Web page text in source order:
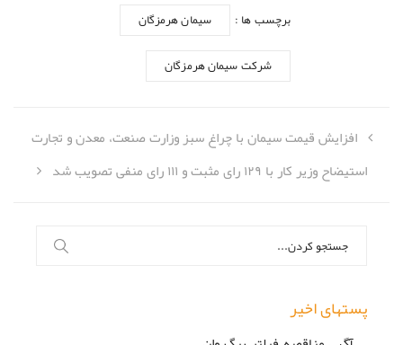
برچسب ها : سیمان هرمزگان
شرکت سیمان هرمزگان
افزایش قیمت سیمان با چراغ سبز وزارت صنعت، معدن و تجارت
استیضاح وزیر کار با ۱۲۹ رای مثبت و ۱۱۱ رای منفی تصویب شد
برای:
پستهای اخیر